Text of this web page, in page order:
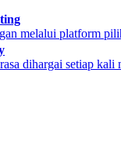
melalui platform
dihargai setiap kali